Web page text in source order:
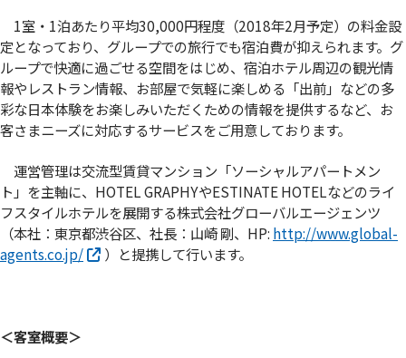
1室・1泊あたり平均30,000円程度（2018年2月予定）の料金設
定となっており、グループでの旅行でも宿泊費が抑えられます。グ
ループで快適に過ごせる空間をはじめ、宿泊ホテル周辺の観光情
報やレストラン情報、お部屋で気軽に楽しめる「出前」などの多
彩な日本体験をお楽しみいただくための情報を提供するなど、お
客さまニーズに対応するサービスをご用意しております。
運営管理は交流型賃貸マンション「ソーシャルアパートメン
ト」を主軸に、HOTEL GRAPHYやESTINATE HOTELなどのライ
フスタイルホテルを展開する株式会社グローバルエージェンツ
（本社：東京都渋谷区、社長：山崎 剛、HP: http://www.global-
agents.co.jp/
）と提携して行います。
＜客室概要＞